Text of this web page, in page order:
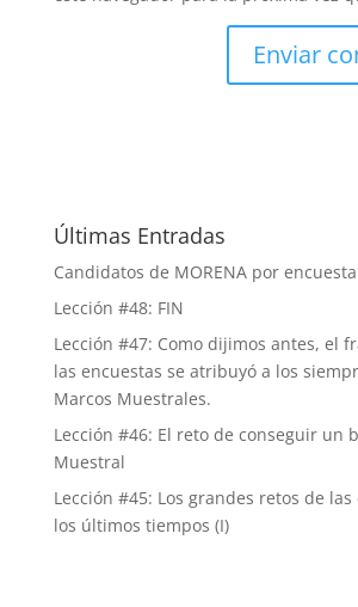
Últimas Entradas
Candidatos de MORENA por encuesta
Lección #48: FIN
Lección #47: Como dijimos antes, el
las encuestas se atribuyó a los
Marcos Muestrales.
Lección #46: El reto de conseguir un
Muestral
Lección #45: Los grandes retos de
los últimos tiempos (I)